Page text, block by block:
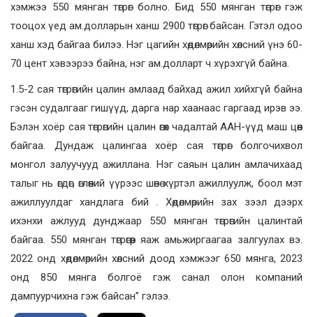
хэмжээ 550 мянган төгрөг болно. Бид 550 мянган төгрөг гэж
тооцох үед ам.долларын ханш 2900 төгрөг байсан. Гэтэл одоо
ханш хэд байгаа билээ. Нэг цагийн хөдөлмөрийн хөлсний үнэ 60-
70 цент хэвээрээ байна, нэг ам.долларт ч хүрэхгүй байна.
1.5-2 сая төгрөгийн цалин амлаад байхад ажил хийхгүй байна
гэсэн судалгааг гишүүд, дарга нар хаанаас гаргаад ирэв ээ.
Бэлэн хоёр сая төгрөгийн цалин өгөх чадалтай ААН-үүд маш цөөн
байгаа. Дундаж цалингаа хоёр сая төгрөг болгочихвол
монгол залуучууд ажиллана. Нэг саяын цалин амлачихаад
талыг нь өгдөг, өглөөний үүрээс шөнө хүртэл ажиллуулж, боол мэт
ажиллуулдаг хандлага бий . Хөдөлмөрийн зах зээл дээрх
ихэнхи ажлууд дунджаар 550 мянган төгрөгийн цалинтай
байгаа. 550 мянган төгрөгөөр яаж амьжиргаагаа залгуулах вэ.
2022 онд хөдөлмөрийн хөлсний доод хэмжээг 650 мянга, 2023
онд 850 мянга болгоё гэж санал олон компаний
дампуурчихна гэж байсан” гэлээ.